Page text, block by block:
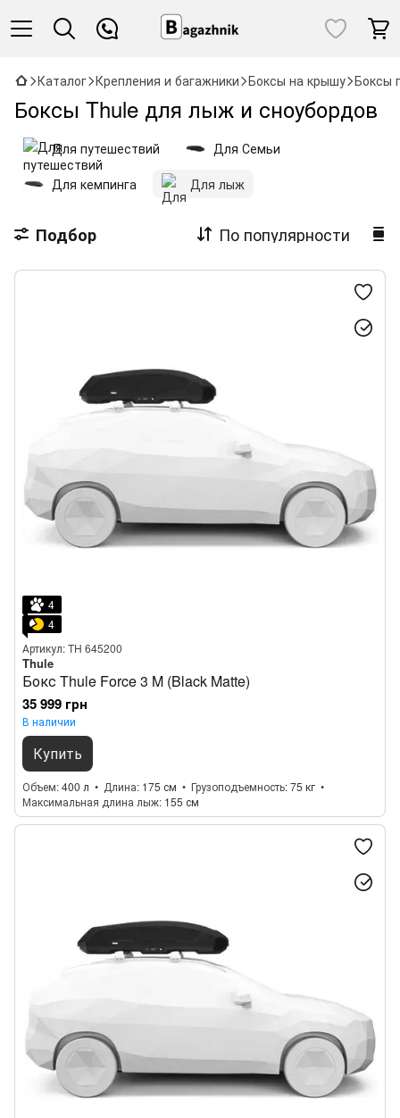
Каталог Крепления и багажники Боксы на крышу Боксы
Боксы Thule для лыж и сноубордов
Для путешествий
Для Семьи
Для кемпинга
Для лыж
Подбор По популярности
4
4
Артикул: TH 645200
Thule
Бокс Thule Force 3 M (Black Matte)
35 999 грн
В наличии
Купить
Объем 400 л Длина 175 см Грузоподъемность 75 кг
Максимальная длина лыж 155 см